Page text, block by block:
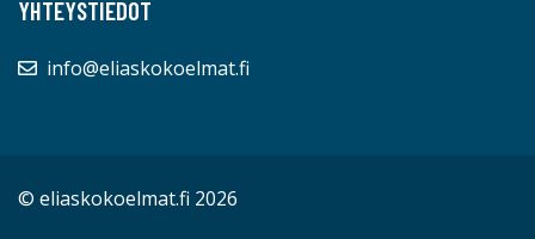
YHTEYSTIEDOT
info@eliaskokoelmat.fi
© eliaskokoelmat.fi 2026